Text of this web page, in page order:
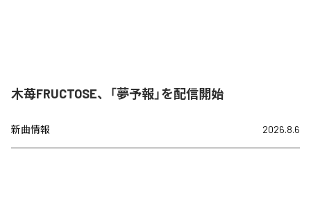
木苺FRUCTOSE、「夢予報」を配信開始
新曲情報 2026.8.6